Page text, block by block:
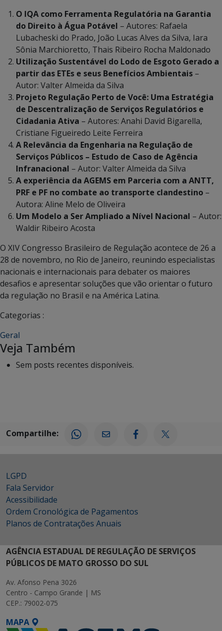
O IQA como Ferramenta Regulatória na Garantia
do Direito à Água Potável – Autores: Rafaela
Lubacheski do Prado, João Lucas Alves da Silva, Iara
Sônia Marchioretto, Thais Ribeiro Rocha Maldonado
Utilização Sustentável do Lodo de Esgoto Gerado a
partir das ETEs e seus Benefícios Ambientais –
Autor: Valter Almeida da Silva
Projeto Regulação Perto de Você: Uma Estratégia
de Descentralização de Serviços Regulatórios e
Cidadania Ativa – Autores: Anahi David Bigarella,
Cristiane Figueiredo Leite Ferreira
A Relevância da Engenharia na Regulação de
Serviços Públicos – Estudo de Caso de Agência
Infranacional – Autor: Valter Almeida da Silva
A experiência da AGEMS em Parceria com a ANTT,
PRF e PF no combate ao transporte clandestino –
Autora: Aline Melo de Oliveira
Um Modelo a Ser Ampliado a Nível Nacional – Autor:
Waldir Ribeiro Acosta
O XIV Congresso Brasileiro de Regulação acontece de 26 a
28 de novembro, no Rio de Janeiro, reunindo especialistas
nacionais e internacionais para debater os maiores
desafios e apresentar soluções que vão orientar o futuro
da regulação no Brasil e na América Latina.
Categorias :
Geral
Veja Também
Sem posts recentes disponíveis.
Compartilhe:
LGPD
Fala Servidor
Acessibilidade
Ordem Cronológica de Pagamentos
Planos de Contratações Anuais
AGÊNCIA ESTADUAL DE REGULAÇÃO DE SERVIÇOS
PÚBLICOS DE MATO GROSSO DO SUL
Av. Afonso Pena 3026
Centro - Campo Grande | MS
CEP.: 79002-075
MAPA